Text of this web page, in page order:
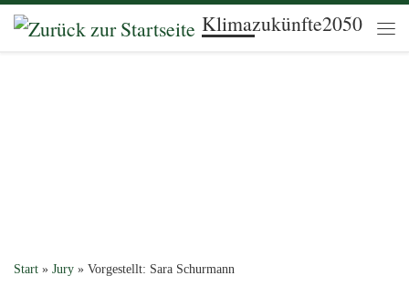
Zum Inhalt springen Klimazukünfte2050
Start » Jury » Vorgestellt: Sara Schurmann